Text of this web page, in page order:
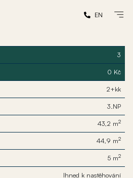
EN
3
0 Kč
2+kk
3.NP
43,2 m2
44,9 m2
5 m2
Ihned k nastěhování